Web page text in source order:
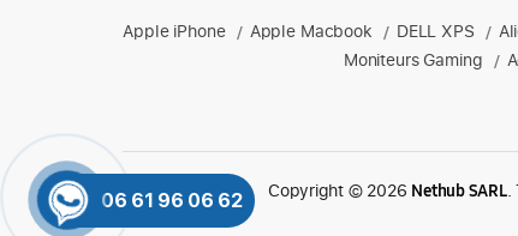
Produits phares chez Mediazone
Retrouvez chez Mediazone les références
Apple iPhone / Apple Macbook / DELL XPS /
Moniteurs Gaming
/
Copyright © 2026 Nethub SARL.
06 61 96 06 62